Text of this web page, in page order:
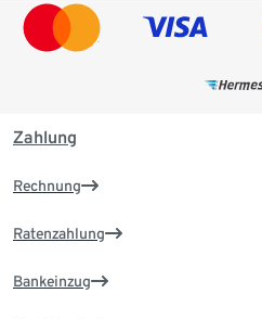
Zahlung
Rechnung
Ratenzahlung
Bankeinzug